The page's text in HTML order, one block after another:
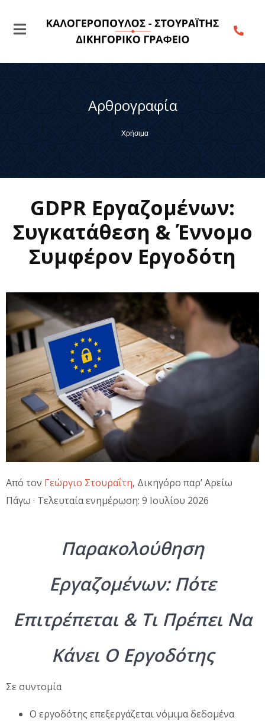
Αρθρογραφία
Χρήσιμα
GDPR Εργαζομένων:
Συγκατάθεση & Έννομο
Συμφέρον Εργοδότη
Από τον Γεώργιο Στουραΐτη, Δικηγόρο παρ’ Αρείω
Πάγω · Τελευταία ενημέρωση: 9 Ιουλίου 2026
Παρακολούθηση
Εργαζομένων: Πότε
Επιτρέπεται & Τι Πρέπει Να
Κάνει Ο Εργοδότης
Σε συντομία
Ο εργοδότης επεξεργάζεται νόμιμα δεδομένα